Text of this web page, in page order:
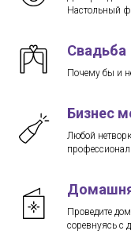
Настольный
Свадьба
Почему бы и
Бизнес
Любой
Проведите
соревнуясь с